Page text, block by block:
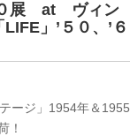
０展 at ヴィン
」’５０、’６
ージ」1954年＆1955
！